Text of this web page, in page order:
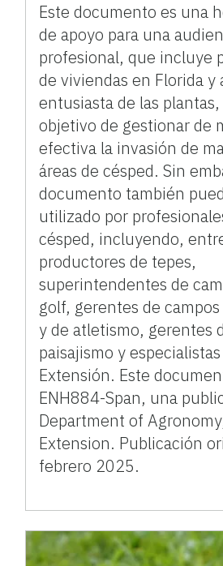
Este documento es una
de apoyo para una
profesional, que incluye
de viviendas en Florida y
entusiasta de las
objetivo de gestionar de
efectiva la invasión de
áreas de césped. Sin
documento también
utilizado por
césped, incluyendo,
productores de tepes,
superintendentes de
golf, gerentes de
y de atletismo, gerentes
paisajismo y
Extensión. Este
ENH884-Span, una
Department of
Extension. Publicación
febrero 2025.